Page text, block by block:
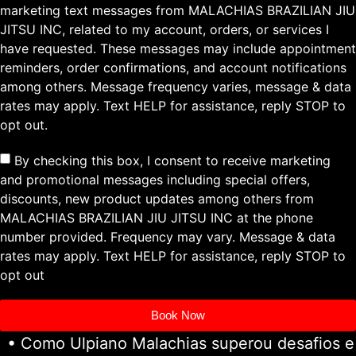
marketing text messages from MALACHIAS BRAZILIAN JIU
JITSU INC, related to my account, orders, or services I
have requested. These messages may include appointment
reminders, order confirmations, and account notifications
among others. Message frequency varies, message & data
rates may apply. Text HELP for assistance, reply STOP to
opt out.
By checking this box, I consent to receive marketing
and promotional messages including special offers,
discounts, new product updates among others from
MALACHIAS BRAZILIAN JIU JITSU INC at the phone
number provided. Frequency may vary. Message & data
rates may apply. Text HELP for assistance, reply STOP to
opt out
Book Now
• Como Ulpiano Malachias superou desafios e